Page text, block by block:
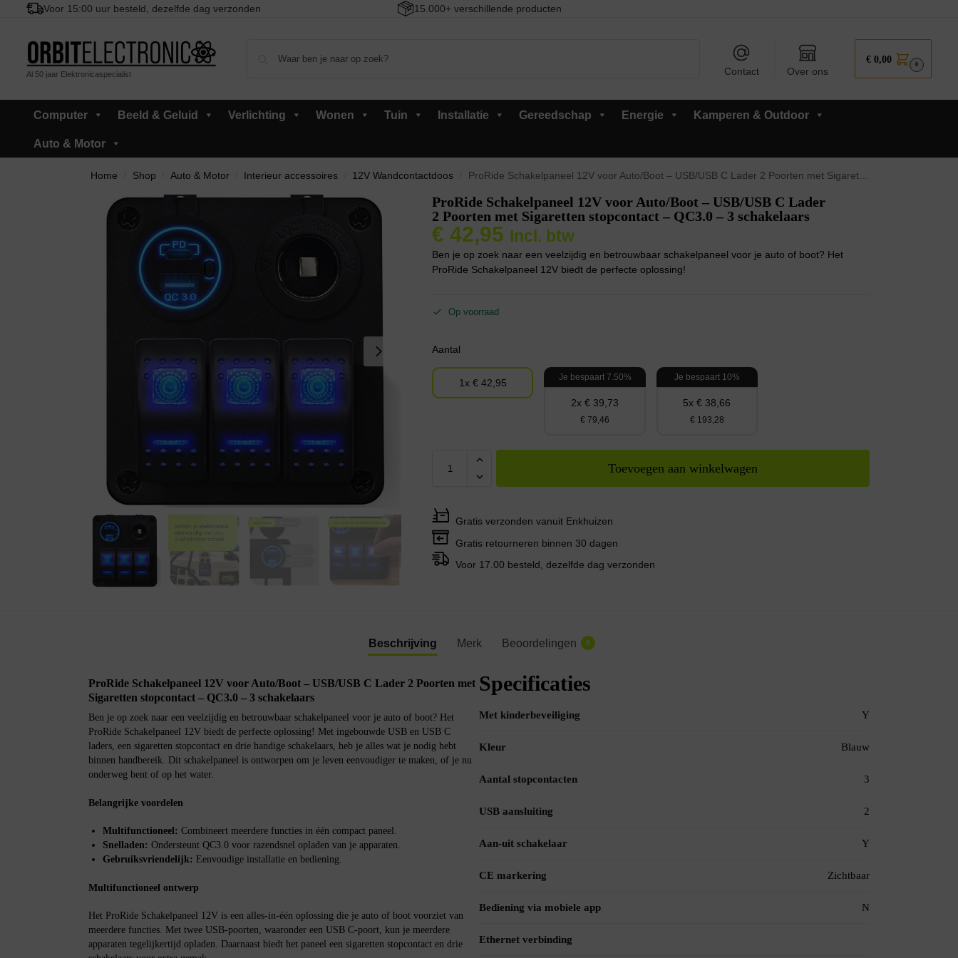
Voor 15:00 uur besteld, dezelfde dag verzonden 15.000+ verschillende producten
Al 50 jaar Elektronicaspecialist Contact Over ons
€ 0,00 0
Computer Beeld & Geluid Verlichting Wonen Tuin Installatie Gereedschap Energie Kamperen & Outdoor
Auto & Motor
Home Shop Auto & Motor Interieur accessoires 12V Wandcontactdoos ProRide Schakelpaneel 12V voor Auto/Boot – USB/USB C Lader 2 Poorten met Sigaretten stopcontact – QC3.0 – 3 schakelaars
ProRide Schakelpaneel 12V voor Auto/Boot – USB/USB C Lader
2 Poorten met Sigaretten stopcontact – QC3.0 – 3 schakelaars
€ 42,95 Incl. btw
Ben je op zoek naar een veelzijdig en betrouwbaar schakelpaneel voor je auto of boot? Het
ProRide Schakelpaneel 12V biedt de perfecte oplossing!
Op voorraad
Aantal
1x € 42,95 Je bespaart 7.50%
2x € 39,73
€ 79,46
Je bespaart 10%
5x € 38,66
€ 193,28
Toevoegen aan winkelwagen
Gratis verzonden vanuit Enkhuizen
Gratis retourneren binnen 30 dagen
Voor 17.00 besteld, dezelfde dag verzonden
Beschrijving Merk Beoordelingen 0
ProRide Schakelpaneel 12V voor Auto/Boot – USB/USB C Lader 2 Poorten met
Sigaretten stopcontact – QC3.0 – 3 schakelaars
Ben je op zoek naar een veelzijdig en betrouwbaar schakelpaneel voor je auto of boot? Het
ProRide Schakelpaneel 12V biedt de perfecte oplossing! Met ingebouwde USB en USB C
laders, een sigaretten stopcontact en drie handige schakelaars, heb je alles wat je nodig hebt
binnen handbereik. Dit schakelpaneel is ontworpen om je leven eenvoudiger te maken, of je nu
onderweg bent of op het water.
Belangrijke voordelen
Multifunctioneel: Combineert meerdere functies in één compact paneel.
Snelladen: Ondersteunt QC3.0 voor razendsnel opladen van je apparaten.
Gebruiksvriendelijk: Eenvoudige installatie en bediening.
Multifunctioneel ontwerp
Het ProRide Schakelpaneel 12V is een alles-in-één oplossing die je auto of boot voorziet van
meerdere functies. Met twee USB-poorten, waaronder een USB C-poort, kun je meerdere
apparaten tegelijkertijd opladen. Daarnaast biedt het paneel een sigaretten stopcontact en drie
Specificaties
Met kinderbeveiliging Y
Kleur Blauw
Aantal stopcontacten 3
USB aansluiting 2
Aan-uit schakelaar Y
CE markering Zichtbaar
Bediening via mobiele app N
Ethernet verbinding